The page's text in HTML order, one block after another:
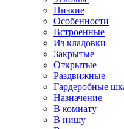
Низкие
Особенности
Встроенные
Из кладовки
Закрытые
Открытые
Раздвижные
Гардеробные
Назначение
В комнату
В нишу